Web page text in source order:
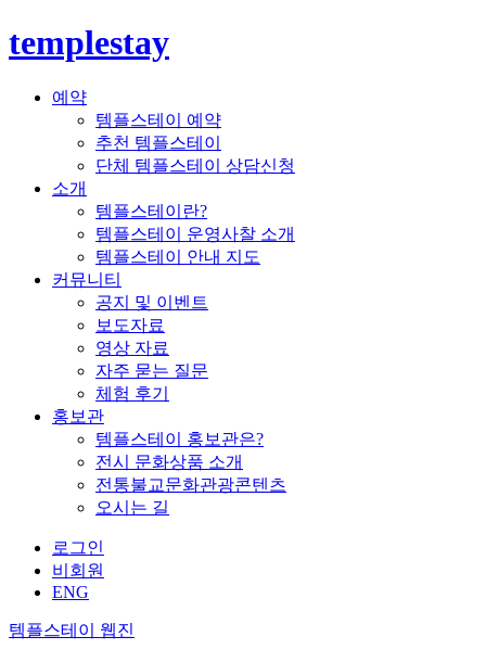
templestay
예약
템플스테이 예약
추천 템플스테이
단체 템플스테이 상담신청
소개
템플스테이란?
템플스테이 운영사찰 소개
템플스테이 안내 지도
커뮤니티
공지 및 이벤트
보도자료
영상 자료
자주 묻는 질문
체험 후기
홍보관
템플스테이 홍보관은?
전시 문화상품 소개
전통불교문화관광콘텐츠
오시는 길
로그인
비회원
ENG
템플스테이 웹진